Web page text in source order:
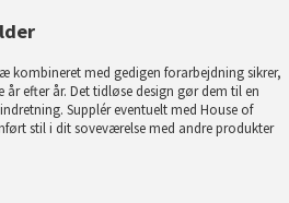
kombineret med gedigen forarbejdning sikrer,
efter år. Det tidløse design gør dem til en
Supplér eventuelt med House of
stil i ditsoveværelsemed andre produkter